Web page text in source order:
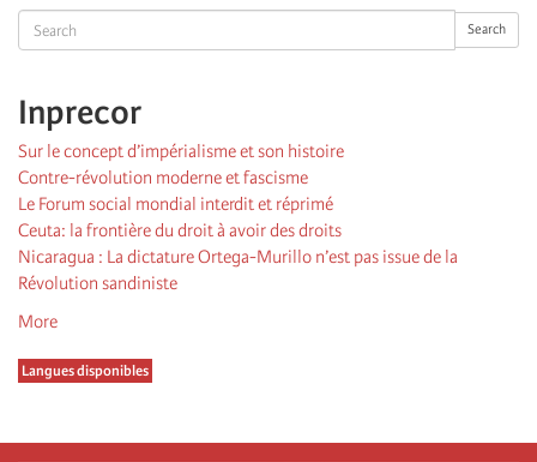
Search Search
Inprecor
Sur le concept d’impérialisme et son histoire
Contre-révolution moderne et fascisme
Le Forum social mondial interdit et réprimé
Ceuta: la frontière du droit à avoir des droits
Nicaragua : La dictature Ortega-Murillo n’est pas issue de la
Révolution sandiniste
More
Langues disponibles